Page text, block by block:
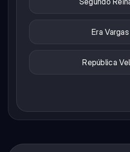
Era Vargas
República